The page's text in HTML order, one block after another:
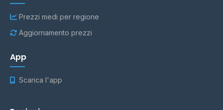
Prezzi medi per regione
Aggiornamento prezzi
App
Scarica l'app